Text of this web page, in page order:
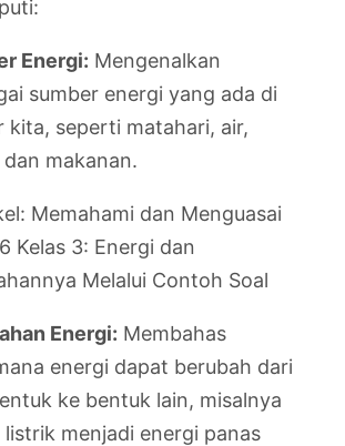
Energi: Mengenalkan
sumber energi yang ada di
kita, seperti matahari, air,
makanan.
Energi: Membahas
energi dapat berubah dari
ke bentuk lain, misalnya
listrik menjadi energi panas